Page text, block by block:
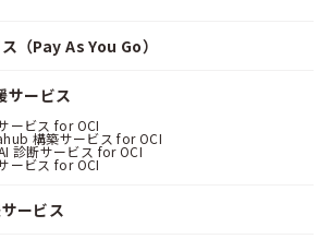
（Pay As You Go）
サービス
ービス for OCI
構築サービス for OCI
診断サービス for OCI
ービス for OCI
ービス